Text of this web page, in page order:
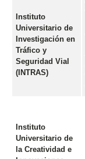
Instituto
Universitario de
Investigación en
Tráfico y
Seguridad Vial
(INTRAS)
Instituto
Universitario de
la Creatividad e